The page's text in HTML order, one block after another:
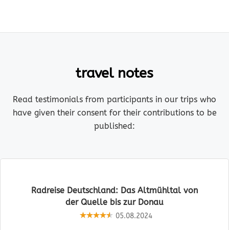
travel notes
Read testimonials from participants in our trips who
have given their consent for their contributions to be
published:
Radreise Deutschland: Das Altmühltal von
der Quelle bis zur Donau
05.08.2024